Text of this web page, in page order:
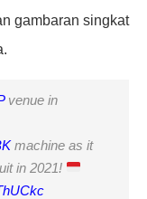
gambaran singkat
venue in
machine as it
in 2021!